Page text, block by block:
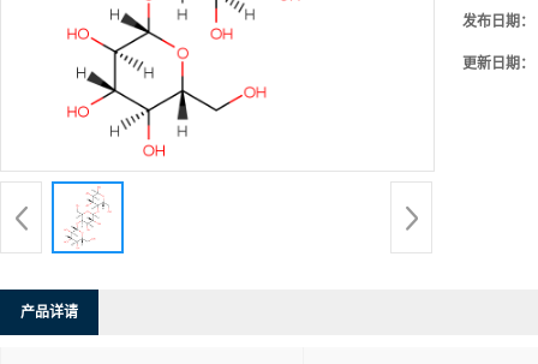
发布日期：
更新日期：
产品详请